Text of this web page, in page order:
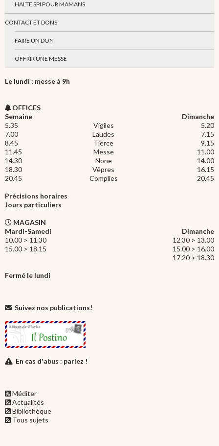
HALTE SPI POUR MAMANS
CONTACT ET DONS
FAIRE UN DON
OFFRIR UNE MESSE
Le lundi : messe à 9h
OFFICES
Semaine
Dimanche
5.35
Vigiles
5.20
7.00
Laudes
7.15
8.45
Tierce
9.15
11.45
Messe
11.00
14.30
None
14.00
18.30
Vêpres
16.15
20.45
Complies 20.45
Précisions horaires
Jours particuliers
MAGASIN
Mardi-Samedi
Dimanche
10.00 > 11.30
12.30 > 13.00
15.00 > 18.15
15.00 > 16.00
17.20 > 18.30
Fermé le lundi
Suivez nos publications!
En cas d'abus : parlez !
Méditer
Actualités
Bibliothèque
Tous sujets